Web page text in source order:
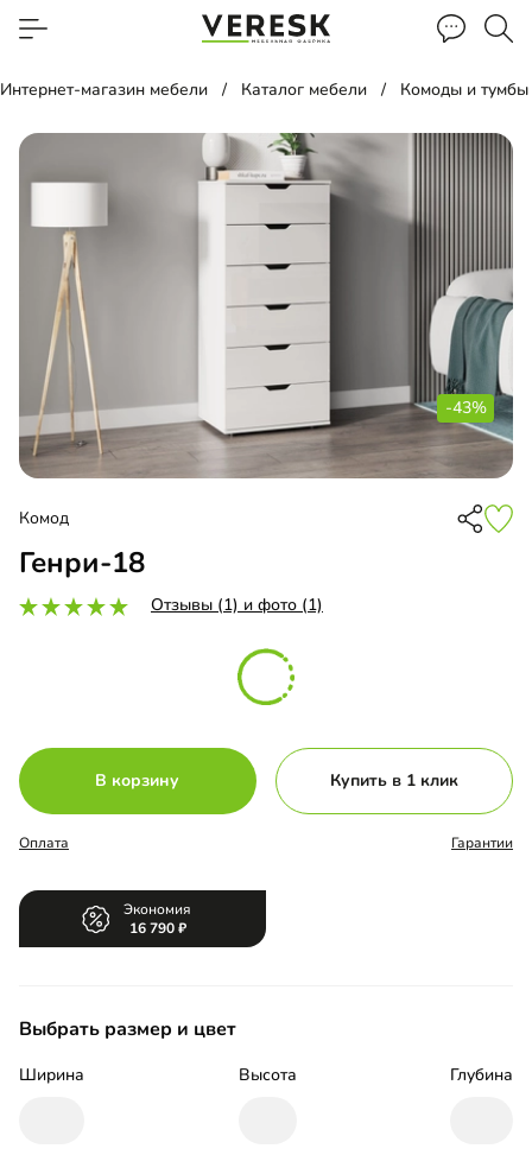
Интернет-магазин мебели Каталог мебели Комоды и тумбы
-43%
Комод
Генри-18
Отзывы (1) и фото (1)
В корзину Купить в 1 клик
Оплата Гарантии
Экономия
16 790
Выбрать размер и цвет
Ширина Высота Глубина